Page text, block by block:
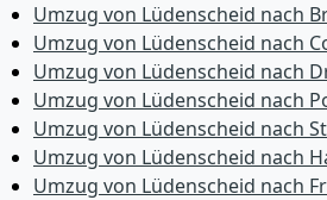
Umzug von Lüdenscheid nach
Umzug von Lüdenscheid nach
Umzug von Lüdenscheid nach
Umzug von Lüdenscheid nach
Umzug von Lüdenscheid nach
Umzug von Lüdenscheid nach
Umzug von Lüdenscheid nach